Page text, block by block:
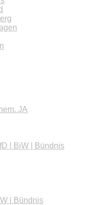
JA
| BiW | Bündnis
| Bündnis